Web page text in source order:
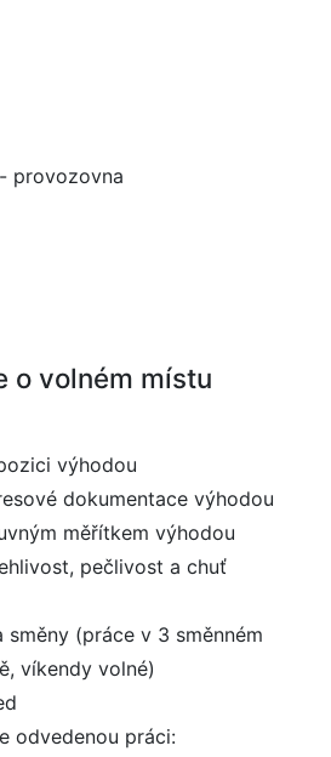
provozovna
o volném místu
výhodou
dokumentace výhodou
měřítkem výhodou
pečlivost a chuť
(práce v 3 směnném
víkendy volné)
odvedenou práci: